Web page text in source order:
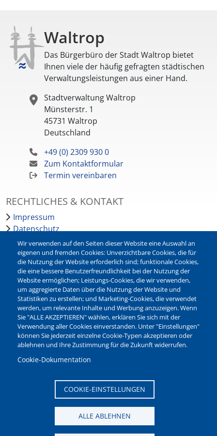
Waltrop
Das Bürgerbüro der Stadt Waltrop bietet
Ihnen viele der häufig gefragten städtischen
Verwaltungsleistungen aus einer Hand.
Stadtverwaltung Waltrop
Münsterstr. 1
45731 Waltrop
Deutschland
+49 (0) 2309 930 0
Zum Kontaktformular
Termin vereinbaren
RECHTLICHES & KONTAKT
Impressum
Datenschutz
Barrierefreiheit
Leichte Sprache
Bankverbindungen
Pressestelle
Kontakt
NEWSLETTER
Jetzt die verschiedenen Newsletter der Stadt Waltrop
abonnieren:
Newsletter verwalten
Wir verwenden auf den Seiten dieser Website eine Auswahl an
eigenen und fremden Cookies: Unverzichtbare Cookies, die für
die Nutzung der Website erforderlich sind; funktionale Cookies,
die eine bessere Benutzerfreundlichkeit bei der Nutzung der
Website ermöglichen; Leistungs-Cookies, die wir verwenden,
um aggregierte Daten über die Nutzung der Website und
Statistiken zu erstellen; und Marketing-Cookies, die verwendet
werden, um relevante Inhalte und Werbung anzuzeigen. Wenn
Sie "ALLE AKZEPTIEREN" wählen, erklären Sie sich mit der
Verwendung aller Cookies einverstanden. Unter "Einstellungen"
können Sie jederzeit einzelne Cookie-Typen akzeptieren oder
ablehnen und Ihre Zustimmung für die Zukunft widerrufen.
Cookie-Dokumentation
COOKIE-EINSTELLUNGEN
ALLE ABLEHNEN